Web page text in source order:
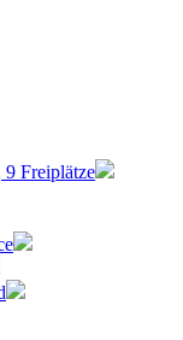
Freiplätze